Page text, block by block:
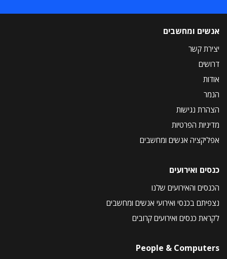
אנשים ומחשבים
יצירת קשר
דרושים
אודות
הנמר
הצהרת נגישות
מדיניות הפרטיות
אפליקציה אנשים ומחשבים
כנסים ואירועים
הכנסים והאירועים שלנו
נצפיתם בכנסי ואירועי אנשים ומחשבים
לקראת כנסים ואירועים קרובים
People & Computers